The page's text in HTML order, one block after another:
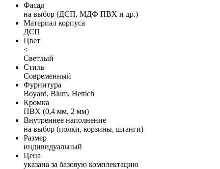
Фасад
на выбор (ДСП, МДФ ПВХ и др.)
Материал корпуса
ДСП
Цвет
<
Светлый
Стиль
Современный
Фурнитура
Boyard, Blum, Hettich
Кромка
ПВХ (0,4 мм, 2 мм)
Внутреннее наполнение
на выбор (полки, корзины, штанги)
Размер
индивидуальный
Цена
указана за базовую комплектацию